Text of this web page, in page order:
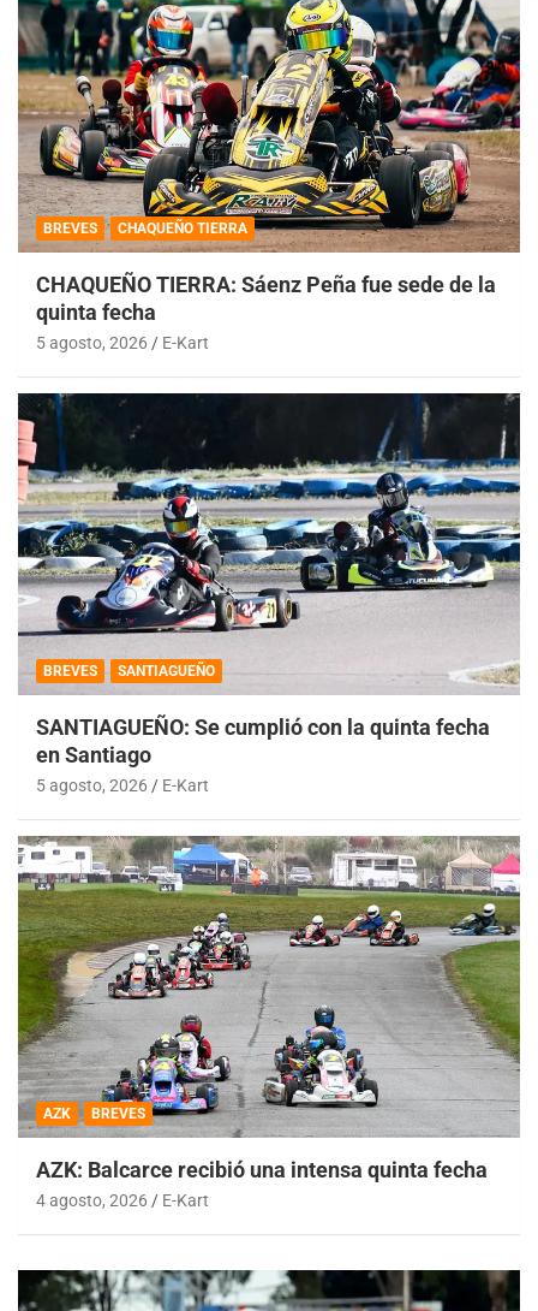
BREVES CHAQUEÑO TIERRA
CHAQUEÑO TIERRA: Sáenz Peña fue sede de la
quinta fecha
5 agosto, 2026 E-Kart
BREVES SANTIAGUEÑO
SANTIAGUEÑO: Se cumplió con la quinta fecha
en Santiago
5 agosto, 2026 E-Kart
AZK BREVES
AZK: Balcarce recibió una intensa quinta fecha
4 agosto, 2026 E-Kart